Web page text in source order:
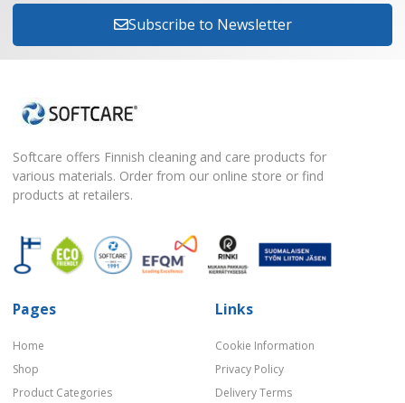
Subscribe to Newsletter
Softcare offers Finnish cleaning and care products for
various materials. Order from our online store or find
products at retailers.
Pages
Home
Shop
Product Categories
Links
Cookie Information
Privacy Policy
Delivery Terms